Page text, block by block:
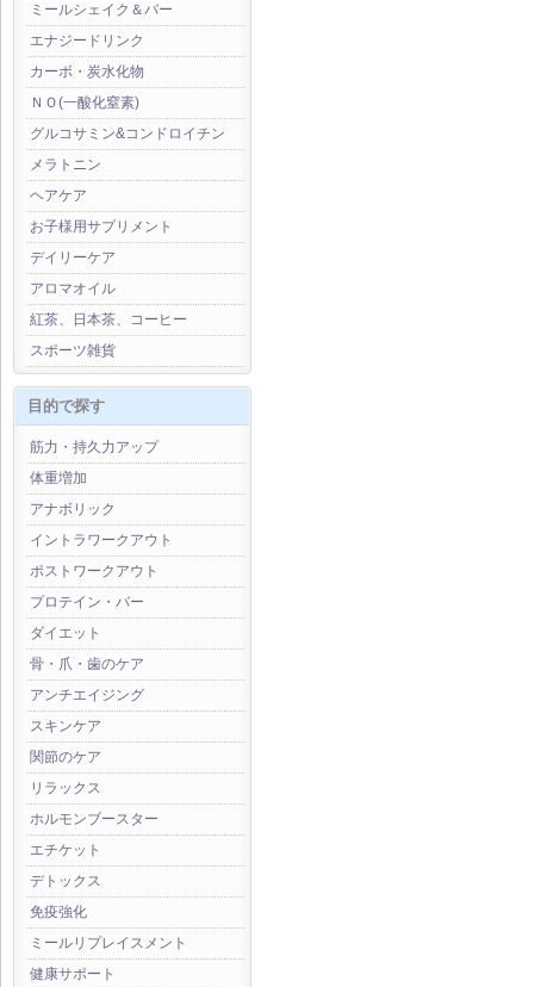
ミールシェイク＆バー
エナジードリンク
カーボ・炭水化物
ＮＯ(一酸化窒素)
グルコサミン&コンドロイチン
メラトニン
ヘアケア
お子様用サプリメント
デイリーケア
アロマオイル
紅茶、日本茶、コーヒー
スポーツ雑貨
目的で探す
筋力・持久力アップ
体重増加
アナボリック
イントラワークアウト
ポストワークアウト
プロテイン・バー
ダイエット
骨・爪・歯のケア
アンチエイジング
スキンケア
関節のケア
リラックス
ホルモンブースター
エチケット
デトックス
免疫強化
ミールリプレイスメント
健康サポート